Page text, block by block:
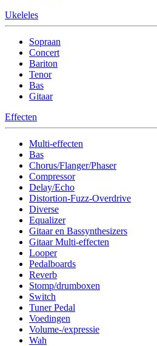
Ukeleles
Sopraan
Concert
Bariton
Tenor
Bas
Gitaar
Effecten
Multi-effecten
Bas
Chorus/Flanger/Phaser
Compressor
Delay/Echo
Distortion-Fuzz-Overdrive
Diverse
Equalizer
Gitaar en Bassynthesizers
Gitaar Multi-effecten
Looper
Pedalboards
Reverb
Stomp/drumboxen
Switch
Tuner Pedal
Voedingen
Volume-/expressie
Wah